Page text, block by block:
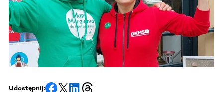
Udostępnij: